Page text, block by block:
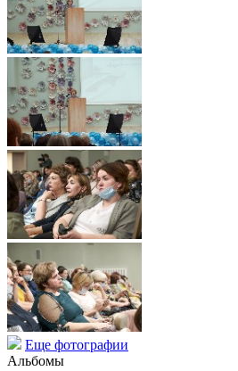
Еще фотографии
Альбомы